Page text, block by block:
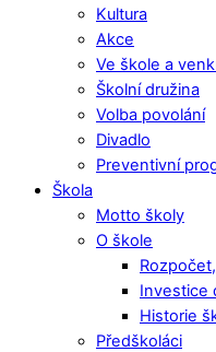
Kultura
Akce
Ve škole a
Školní družina
Volba povolání
Divadlo
Preventivní
Škola
Motto školy
O škole
Investice
Historie
Předškoláci